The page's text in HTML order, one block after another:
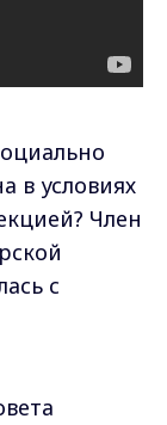
в условиях
Член
с